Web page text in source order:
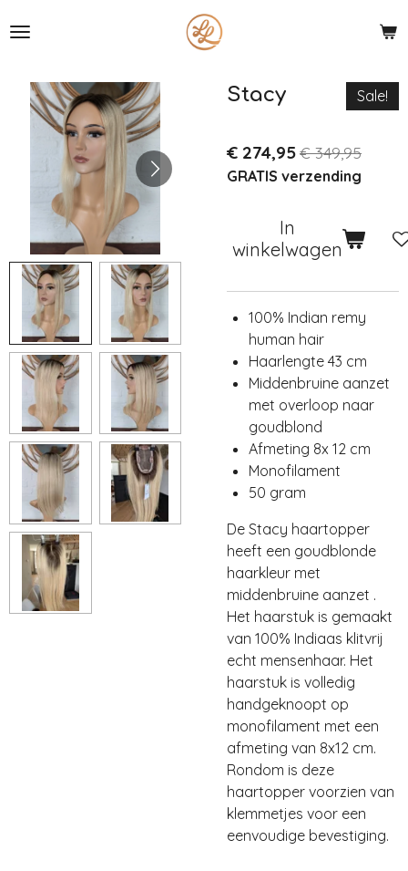
direct
hoofdinhoud
Stacy Sale!
€ 274,95€ 349,95
GRATIS verzending
In
winkelwagen
100% Indian remy
human hair
Haarlengte 43 cm
Middenbruine aanzet
met overloop naar
goudblond
Afmeting 8x 12 cm
Monofilament
50 gram
De Stacy haartopper
heeft een goudblonde
haarkleur met
middenbruine aanzet .
Het haarstuk is gemaakt
van 100% Indiaas klitvrij
echt mensenhaar. Het
haarstuk is volledig
handgeknoopt op
monofilament met een
afmeting van 8x12 cm.
Rondom is deze
haartopper voorzien van
klemmetjes voor een
eenvoudige bevestiging.